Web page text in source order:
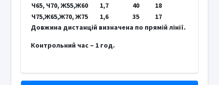
Ч65, Ч70, Ж55,Ж60
1,7 40
18
Ч75,Ж65,Ж70, Ж75
1,6 35
17
Довжина дистанцій визначена по прямій лінії.
Контрольний час – 1 год.